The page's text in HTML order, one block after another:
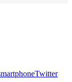
Twitter